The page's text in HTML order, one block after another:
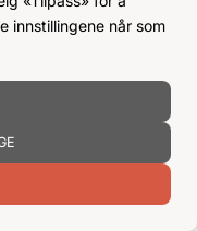
innstillingene når som